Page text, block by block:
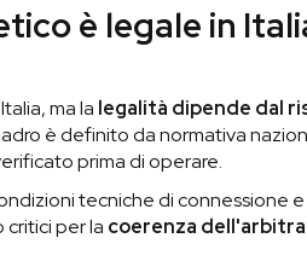
è legale in
ma la legalità dipende dal
è definito da normativa
prima di operare.
tecniche di connessione e
per la coerenza